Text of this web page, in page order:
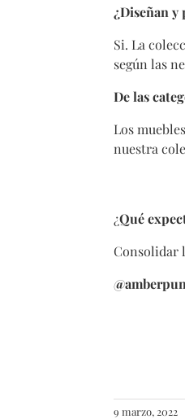
¿Diseñan y
Si. La
según las
De las
Los
nuestra
¿Qué
Consolidar
9 marzo, 2022